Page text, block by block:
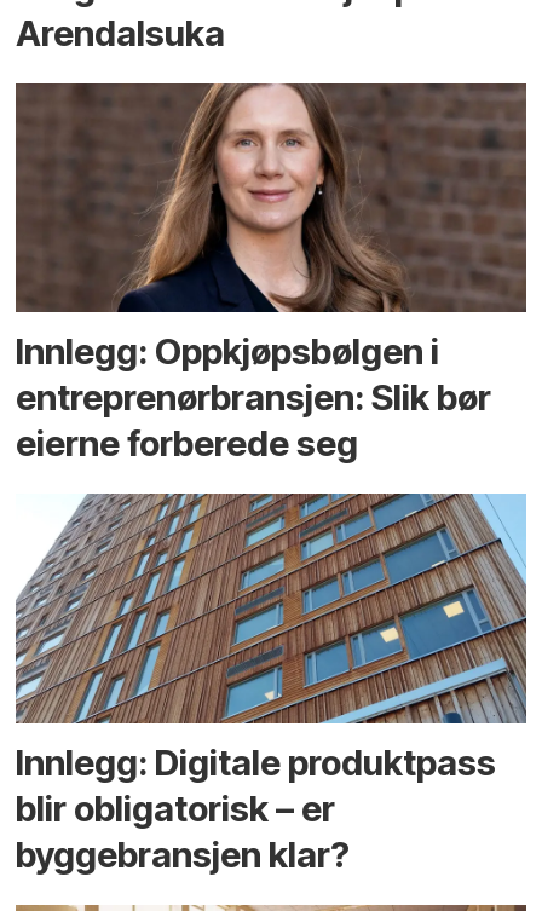
Arendals­uka
Innlegg: Oppkjøps­bølgen i
entreprenør­bransjen: Slik bør
eierne forberede seg
Innlegg: Digitale produktpass
blir obligatorisk – er
byggebransjen klar?